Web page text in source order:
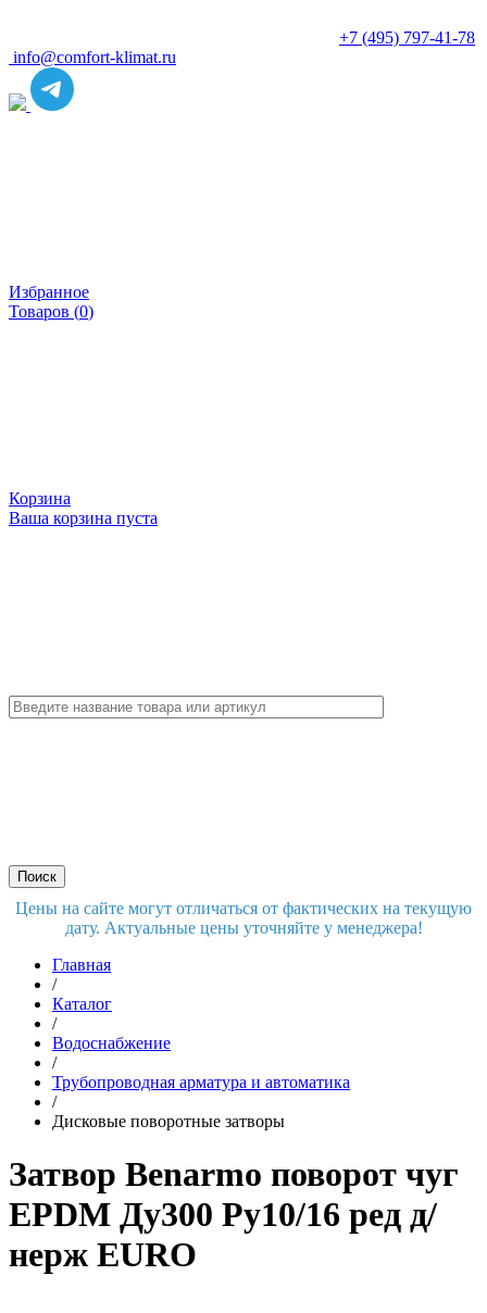
+7 (495) 797-41-78
info@comfort-klimat.ru
Избранное
Товаров (0)
Корзина
Ваша корзина пуста
Цены на сайте могут отличаться от фактических на текущую
дату. Актуальные цены уточняйте у менеджера!
Главная
/
Каталог
/
Водоснабжение
/
Трубопроводная арматура и автоматика
/
Дисковые поворотные затворы
Затвор Benarmo поворот чуг
EPDM Ду300 Ру10/16 ред д/
нерж EURO